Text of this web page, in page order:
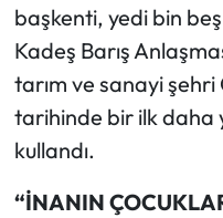
başkenti, yedi bin beş
Kadeş Barış
tarım ve sanayi
tarihinde bir ilk daha
kullandı.
“İNANIN
Resmi Reklam
Sağlık
Siyaset
Spor